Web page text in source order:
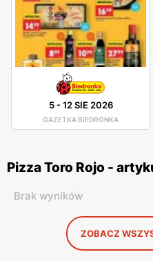
5-12 SIE 2026
GAZETKA BIEDRONKA
Pizza Toro Rojo -
Brak wyników
ZOBACZ